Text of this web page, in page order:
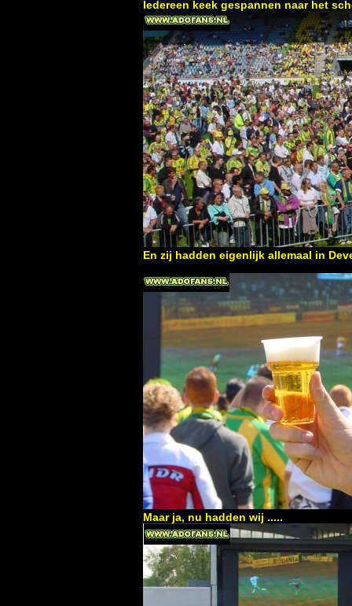
Iedereen keek gespannen naar het
En zij hadden eigenlijk allemaal in
Maar ja, nu hadden wij .....